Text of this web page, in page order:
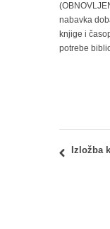
nabavka
knjige i
potrebe